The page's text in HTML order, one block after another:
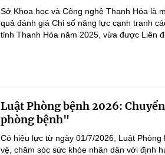
Sở Khoa học và Công nghệ Thanh Hóa là
quả đánh giá Chỉ số năng lực cạnh tranh
tỉnh Thanh Hóa năm 2025, vừa được Liên
Luật Phòng bệnh 2026:
phòng bệnh"
Có hiệu lực từ ngày 01/7/2026, Luật
vệ, chăm sóc sức khỏe nhân dân với định